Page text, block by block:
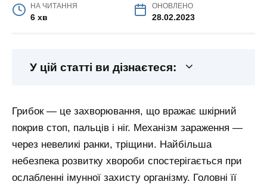
НА ЧИТАННЯ
6 хв
ОНОВЛЕНО
28.02.2023
У цій статті ви дізнаєтеся:
Грибок — це захворювання, що вражає шкірний
покрив стоп, пальців і ніг. Механізм зараження —
через невеликі ранки, тріщини. Найбільша
небезпека розвитку хвороби спостерігається при
ослабленні імунної захисту організму. Головні її